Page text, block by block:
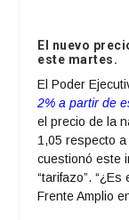
El nuevo
este martes.
El Poder
2% a partir de
el precio de la
1,05 respecto
cuestionó este
“tarifazo”.
Frente Amplio